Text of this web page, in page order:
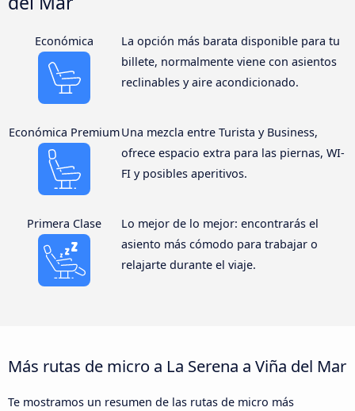
Económica
La opción más barata disponible para tu
billete, normalmente viene con asientos
reclinables y aire acondicionado.
Económica PremiumUna mezcla entre Turista y Business,
ofrece espacio extra para las piernas, WI-
FI y posibles aperitivos.
Primera Clase
Lo mejor de lo mejor: encontrarás el
asiento más cómodo para trabajar o
relajarte durante el viaje.
Más rutas de micro a La Serena a Viña del Mar
Te mostramos un resumen de las rutas de micro más